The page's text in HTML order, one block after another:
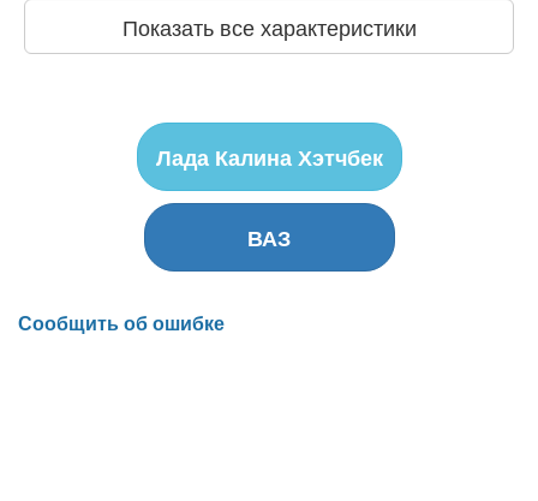
Показать все характеристики
Лада Калина Хэтчбек
ВАЗ
Сообщить об ошибке